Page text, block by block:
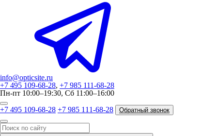
info@opticsite.ru
+7 495 109-68-28, +7 985 111-68-28
Пн-пт 10:00–19:30, Сб 11:00–16:00
+7 495 109-68-28 +7 985 111-68-28 Обратный звонок